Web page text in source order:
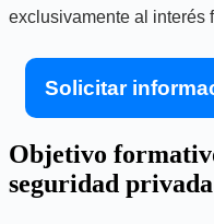
exclusivamente al interés
Solicitar
Objetivo
seguridad privada